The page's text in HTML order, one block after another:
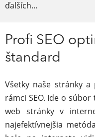
ďalších...
Profi SEO
štandard
Všetky naše stránky
rámci SEO. Ide o
web stránky v
najefektívnejšia